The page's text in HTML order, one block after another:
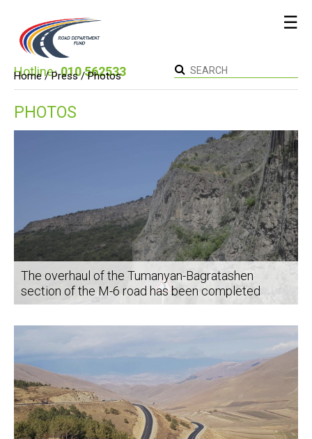
☰
Hotline։010 562533
Home / Press / Photos
PHOTOS
The overhaul of the Tumanyan-Bagratashen
section of the M-6 road has been completed